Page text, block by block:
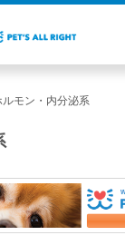
ルモン・内分泌系